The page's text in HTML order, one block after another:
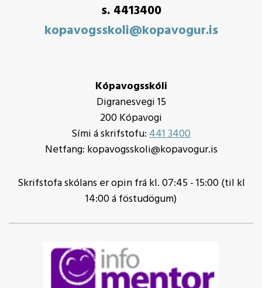
s. 4413400
kopavogsskoli@kopavogur.is
Kópavogsskóli
Digranesvegi 15
200 Kópavogi
Sími á skrifstofu:441 3400
Netfang: kopavogsskoli@kopavogur.is
Skrifstofa skólans er opin frá kl. 07:45 - 15:00 (til kl
14:00 á föstudögum)